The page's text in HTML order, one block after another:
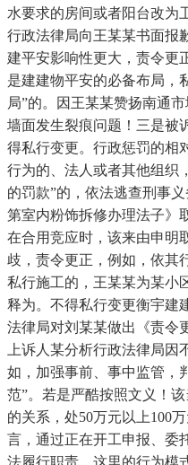
水要求的房间或者阳台改为
行政法律局向王某某书面报
建平安影响性更大，责令更
是建建物平安的必备布局，
局”的。因王某某赞扬南通
墙面发生裂痕问题！三是被
得私行变更。行政惩罚的相
行为的、法人或者其他组织
的罚款”的，依法逃查刑事
第室内粉饰拆修办理法子》
在合用竞应时，该来由申明
歧，责令更正，例如，依其
私行施工的，王某某为某小
释为。不得私行变更衡宇建
法律局对刘某某做出《责令
上诉人某分析行政法律局因
如，加强事前、事中监管，
范”。若是严酷按照文义！
的关系，处50万元以上100
言，通过正在开工申报、委